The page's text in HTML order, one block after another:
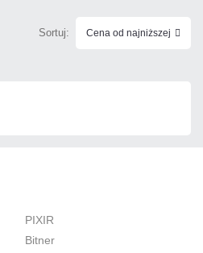
Sortuj: Cena od najniższej
PIXIR
Bitner